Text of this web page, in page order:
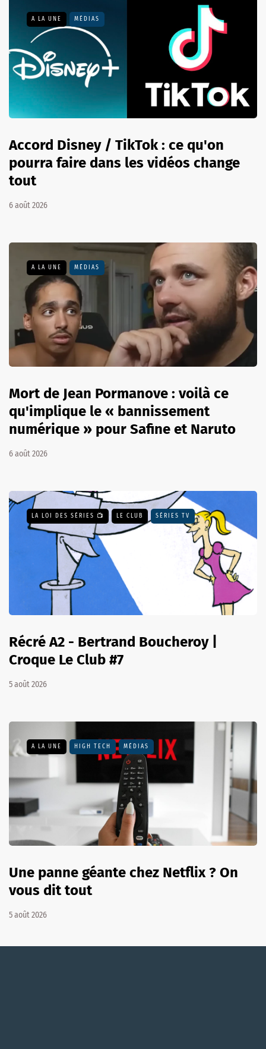
A LA UNE MÉDIAS
Accord Disney / TikTok : ce qu'on
pourra faire dans les vidéos change
tout
6 août 2026
A LA UNE MÉDIAS
Mort de Jean Pormanove : voilà ce
qu'implique le « bannissement
numérique » pour Safine et Naruto
6 août 2026
LA LOI DES SÉRIES 📺 LE CLUB SÉRIES TV
Récré A2 - Bertrand Boucheroy |
Croque Le Club #7
5 août 2026
A LA UNE HIGH TECH MÉDIAS
Une panne géante chez Netflix ? On
vous dit tout
5 août 2026